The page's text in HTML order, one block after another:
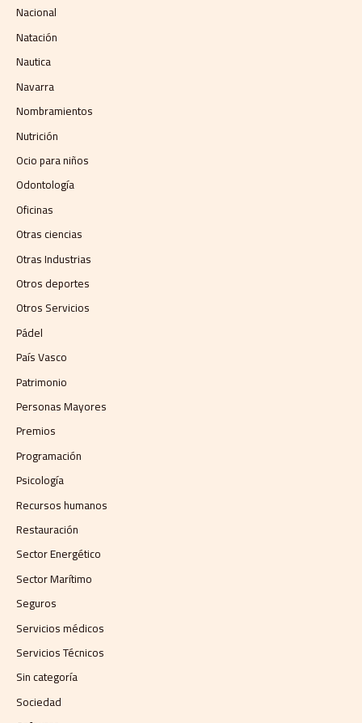
Nacional
Natación
Nautica
Navarra
Nombramientos
Nutrición
Ocio para niños
Odontología
Oficinas
Otras ciencias
Otras Industrias
Otros deportes
Otros Servicios
Pádel
País Vasco
Patrimonio
Personas Mayores
Premios
Programación
Psicología
Recursos humanos
Restauración
Sector Energético
Sector Marítimo
Seguros
Servicios médicos
Servicios Técnicos
Sin categoría
Sociedad